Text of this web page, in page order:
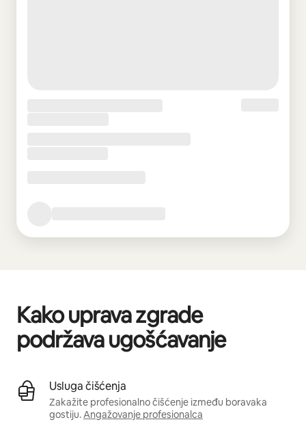
Kako uprava zgrade
podržava ugošćavanje
Usluga čišćenja
Zakažite profesionalno čišćenje između boravaka
gostiju.Angažovanje profesionalca